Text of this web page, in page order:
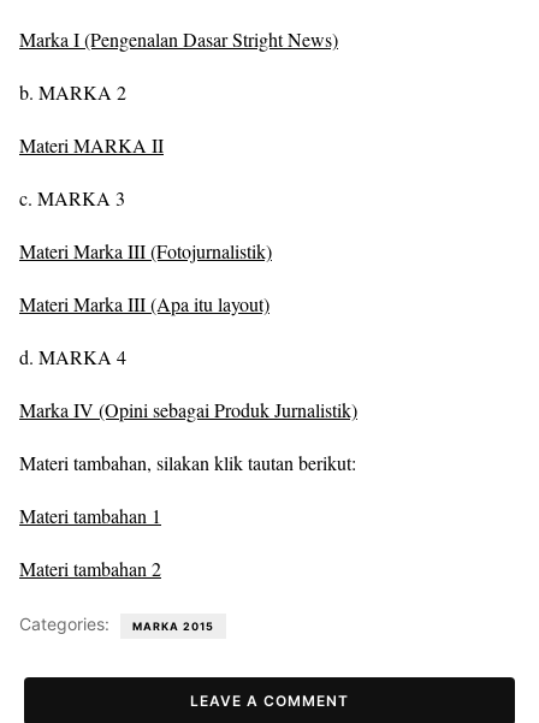
Marka I (Pengenalan Dasar Stright News)
b. MARKA 2
Materi MARKA II
c. MARKA 3
Materi Marka III (Fotojurnalistik)
Materi Marka III (Apa itu layout)
d. MARKA 4
Marka IV (Opini sebagai Produk Jurnalistik)
Materi tambahan, silakan klik tautan berikut:
Materi tambahan 1
Materi tambahan 2
Categories: MARKA 2015
LEAVE A COMMENT